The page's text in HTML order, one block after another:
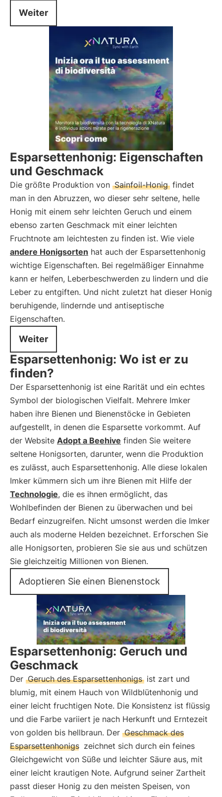
Weiter
Esparsettenhonig: Eigenschaften
und Geschmack
Die größte Produktion von Sainfoil-Honig findet
man in den Abruzzen, wo dieser sehr seltene, helle
Honig mit einem sehr leichten Geruch und einem
ebenso zarten Geschmack mit einer leichten
Fruchtnote am leichtesten zu finden ist. Wie viele
andere Honigsorten hat auch der Esparsettenhonig
wichtige Eigenschaften. Bei regelmäßiger Einnahme
kann er helfen, Leberbeschwerden zu lindern und die
Leber zu entgiften. Und nicht zuletzt hat dieser Honig
beruhigende, lindernde und antiseptische
Eigenschaften.
Weiter
Esparsettenhonig: Wo ist er zu
finden?
Der Esparsettenhonig ist eine Rarität und ein echtes
Symbol der biologischen Vielfalt. Mehrere Imker
haben ihre Bienen und Bienenstöcke in Gebieten
aufgestellt, in denen die Esparsette vorkommt. Auf
der Website Adopt a Beehive finden Sie weitere
seltene Honigsorten, darunter, wenn die Produktion
es zulässt, auch Esparsettenhonig. Alle diese lokalen
Imker kümmern sich um ihre Bienen mit Hilfe der
Technologie, die es ihnen ermöglicht, das
Wohlbefinden der Bienen zu überwachen und bei
Bedarf einzugreifen. Nicht umsonst werden die Imker
auch als moderne Helden bezeichnet. Erforschen Sie
alle Honigsorten, probieren Sie sie aus und schützen
Sie gleichzeitig Millionen von Bienen.
Adoptieren Sie einen Bienenstock
Esparsettenhonig: Geruch und
Geschmack
Der Geruch des Esparsettenhonigs ist zart und
blumig, mit einem Hauch von Wildblütenhonig und
einer leicht fruchtigen Note. Die Konsistenz ist flüssig
und die Farbe variiert je nach Herkunft und Erntezeit
von golden bis hellbraun. Der Geschmack des
Esparsettenhonigs zeichnet sich durch ein feines
Gleichgewicht von Süße und leichter Säure aus, mit
einer leicht krautigen Note. Aufgrund seiner Zartheit
passt dieser Honig zu den meisten Speisen, von